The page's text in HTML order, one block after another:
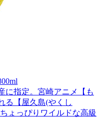
に指定。宮崎アニメ【も
る【屋久島(やくし
ょっぴりワイルドな高級